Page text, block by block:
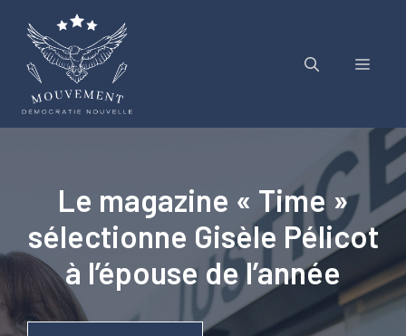
contenu
Menu
Le magazine « Time »
sélectionne Gisèle Pélicot
à l’épouse de l’année